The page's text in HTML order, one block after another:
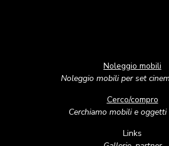
Noleggio mobili
Noleggio mobili per set
Cerco/compro
Cerchiamo mobili e oggetti
Links